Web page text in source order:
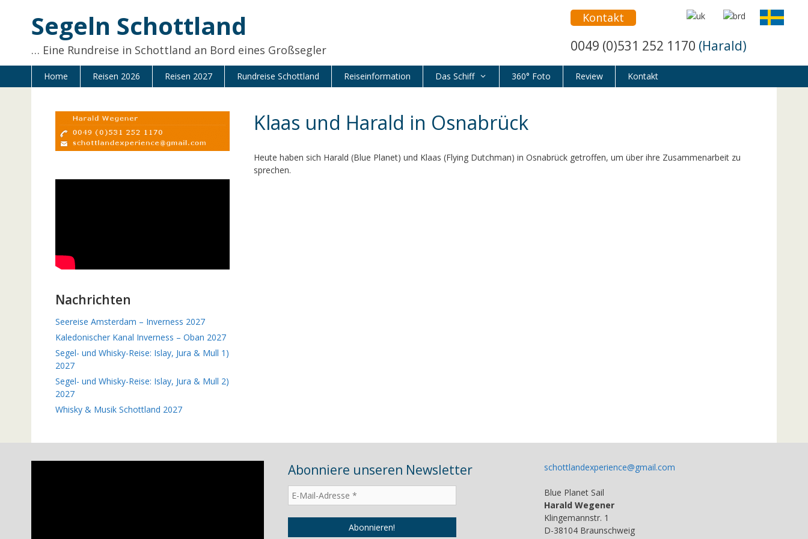
springen
Kontakt
0049 (0)531 252 1170 (Harald)
Segeln Schottland
… Eine Rundreise in Schottland an Bord eines Großsegler
Home Reisen 2026 Reisen 2027 Rundreise Schottland Reiseinformation Das Schiff 360° Foto Review Kontakt
Klaas und Harald in Osnabrück
Heute haben sich Harald (Blue Planet) und Klaas (Flying Dutchman) in Osnabrück getroffen, um über ihre Zusammenarbeit zu
sprechen.
Nachrichten
Seereise Amsterdam – Inverness 2027
Kaledonischer Kanal Inverness – Oban 2027
Segel- und Whisky-Reise: Islay, Jura & Mull 1)
2027
Segel- und Whisky-Reise: Islay, Jura & Mull 2)
2027
Whisky & Musik Schottland 2027
Abonniere unseren Newsletter schottlandexperience@gmail.com
Blue Planet Sail
Harald Wegener
Klingemannstr. 1
D-38104 Braunschweig